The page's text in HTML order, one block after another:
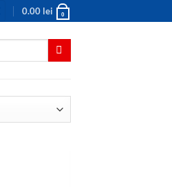
0.00 lei 0